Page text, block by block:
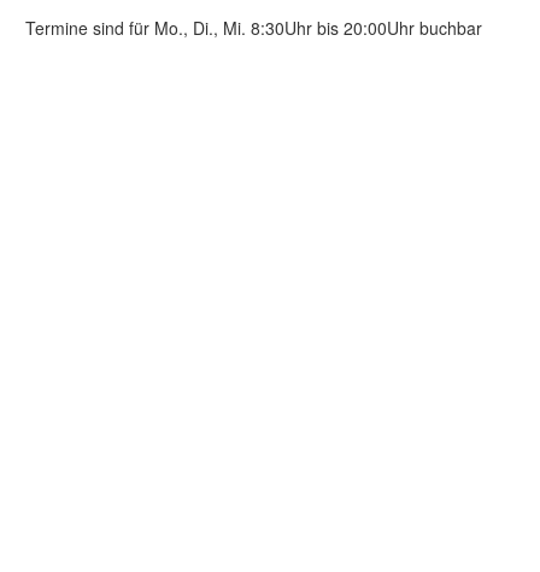
Termine sind für Mo., Di., Mi. 8:30Uhr bis 20:00Uhr buchbar